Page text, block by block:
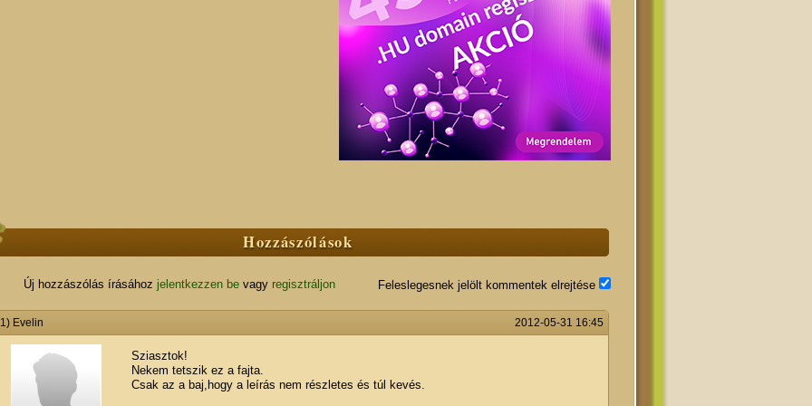
Hozzászólások
Új hozzászólás írásához jelentkezzen be vagy regisztráljon Feleslegesnek jelölt kommentek elrejtése
Evelin 2012-05-31 16:45
Sziasztok!
Nekem tetszik ez a fajta.
Csak az a baj,hogy a leírás nem részletes és túl kevés.